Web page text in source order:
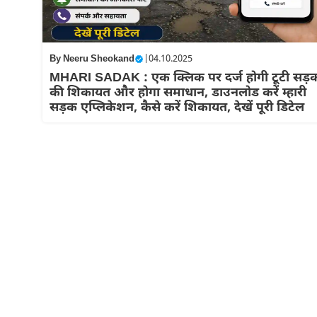
ByNeeru Sheokand | 04.10.2025
MHARI SADAK : एक क्लिक पर दर्ज होगी टूटी
की शिकायत और होगा समाधान, डाउनलोड करें म्हारी
सड़क एप्लिकेशन, कैसे करें शिकायत, देखें पूरी डिटेल